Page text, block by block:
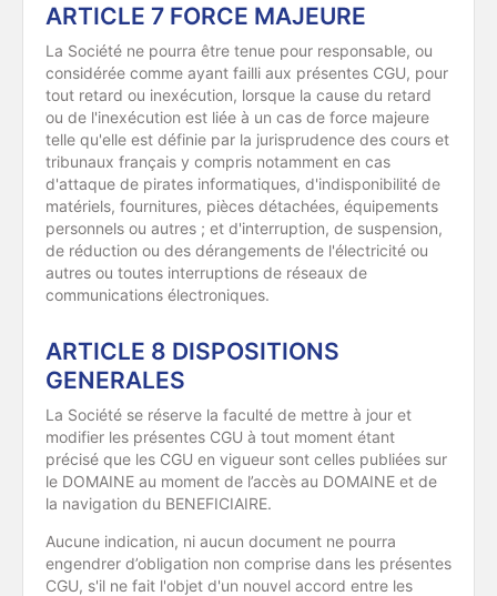
ARTICLE 7 FORCE MAJEURE
La Société ne pourra être tenue pour responsable, ou
considérée comme ayant failli aux présentes CGU, pour
tout retard ou inexécution, lorsque la cause du retard
ou de l'inexécution est liée à un cas de force majeure
telle qu'elle est définie par la jurisprudence des cours et
tribunaux français y compris notamment en cas
d'attaque de pirates informatiques, d'indisponibilité de
matériels, fournitures, pièces détachées, équipements
personnels ou autres ; et d'interruption, de suspension,
de réduction ou des dérangements de l'électricité ou
autres ou toutes interruptions de réseaux de
communications électroniques.
ARTICLE 8 DISPOSITIONS
GENERALES
La Société se réserve la faculté de mettre à jour et
modifier les présentes CGU à tout moment étant
précisé que les CGU en vigueur sont celles publiées sur
le DOMAINE au moment de l’accès au DOMAINE et de
la navigation du BENEFICIAIRE.
Aucune indication, ni aucun document ne pourra
engendrer d’obligation non comprise dans les présentes
CGU, s'il ne fait l'objet d'un nouvel accord entre les